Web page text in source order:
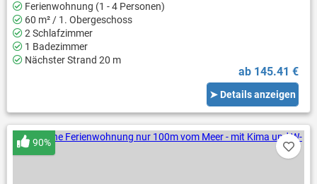
Ferienwohnung (1 - 4 Personen)
60 m² / 1. Obergeschoss
2 Schlafzimmer
1 Badezimmer
Nächster Strand 20 m
ab 145.41 €
➤ Details anzeigen
90%